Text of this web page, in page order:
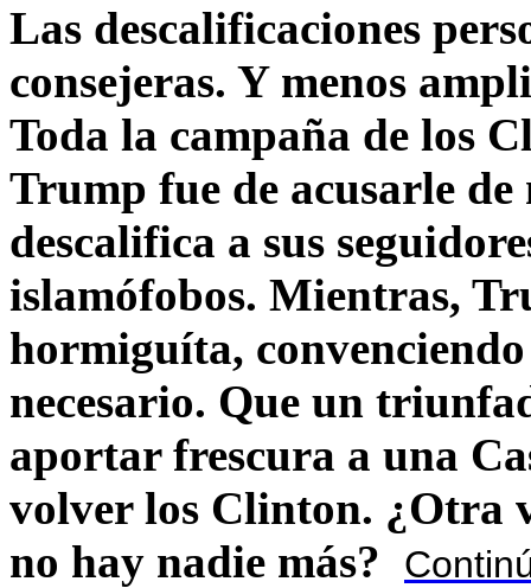
Las descalificaciones
consejeras. Y menos
Toda la campaña de los
Trump fue de acusarle
descalifica a sus
islamófobos. Mientras,
hormiguíta,
necesario. Que un
aportar frescura a una
volver los Clinton. ¿Otra
no hay nadie más?